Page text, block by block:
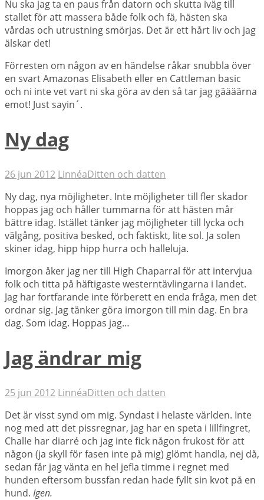
Nu ska jag ta en paus från datorn och skutta iväg till
stallet för att massera både folk och fä, hästen ska
vårdas och utrustning smörjas. Det är ett hårt liv och jag
älskar det!
Förresten om någon av en händelse råkar snubbla över
en svart Amazonas Elisabeth eller en Cattleman basic
och ni inte vet vart ni ska göra av den så tar jag gäääärna
emot! Just sayin´.
Ny dag
26 jun 2012 LinnéaDitten och datten
Ny dag, nya möjligheter. Inte möjligheter till fler skador
hoppas jag och håller tummarna för att hästen mår
bättre idag. Istället tänker jag möjligheter till lycka och
välgång, positiva besked, och faktiskt, lite sol. Ja solen
skiner idag, hipp hipp hurra och halleluja.
Imorgon åker jag ner till High Chaparral för att intervjua
folk och titta på häftigaste westerntävlingarna i landet.
Jag har fortfarande inte förberett en enda fråga, men det
ordnar sig. Jag tänker göra imorgon till min dag. En bra
dag. Som idag. Hoppas jag…
Jag ändrar mig
25 jun 2012 LinnéaDitten och datten
Det är visst synd om mig. Syndast i helaste världen. Inte
nog med att det pissregnar, jag har en speta i lillfingret,
Challe har diarré och jag inte fick någon frukost för att
någon (ja skyll för fasen inte på mig) glömt handla, nej då,
sedan får jag vänta en hel jefla timme i regnet med
hunden eftersom bussfan redan hade fyllt sin kvot på en
hund. Igen.